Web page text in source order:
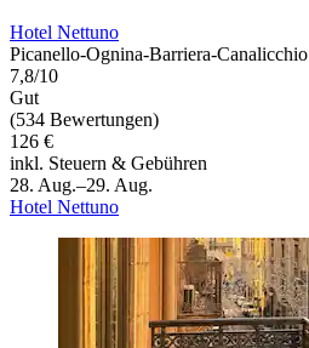
Hotel Nettuno
Picanello-Ognina-Barriera-Canalicchio
7,8/10
Gut
(534 Bewertungen)
126 €
inkl. Steuern & Gebühren
28. Aug.–29. Aug.
Hotel Nettuno